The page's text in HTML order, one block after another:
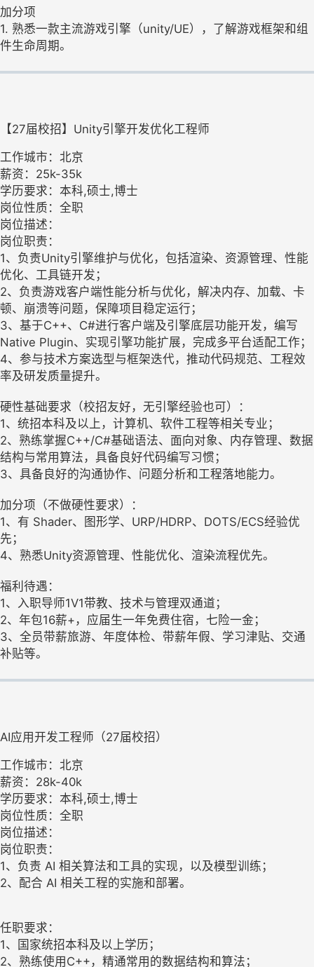
加分项
1. 熟悉一款主流游戏引擎（unity/UE），了解游戏框架和组
件生命周期。
【27届校招】Unity引擎开发优化工程师
工作城市：北京
薪资：25k-35k
学历要求：本科,硕士,博士
岗位性质：全职
岗位描述：
岗位职责：
1、负责Unity引擎维护与优化，包括渲染、资源管理、性能
优化、工具链开发；
2、负责游戏客户端性能分析与优化，解决内存、加载、卡
顿、崩溃等问题，保障项目稳定运行；
3、基于C++、C#进行客户端及引擎底层功能开发，编写
Native Plugin、实现引擎功能扩展，完成多平台适配工作；
4、参与技术方案选型与框架迭代，推动代码规范、工程效
率及研发质量提升。
硬性基础要求（校招友好，无引擎经验也可）：
1、统招本科及以上，计算机、软件工程等相关专业；
2、熟练掌握C++/C#基础语法、面向对象、内存管理、数据
结构与常用算法，具备良好代码编写习惯；
3、具备良好的沟通协作、问题分析和工程落地能力。
加分项（不做硬性要求）：
1、有 Shader、图形学、URP/HDRP、DOTS/ECS经验优
先；
4、熟悉Unity资源管理、性能优化、渲染流程优先。
福利待遇：
1、入职导师1V1带教、技术与管理双通道；
2、年包16薪+，应届生一年免费住宿，七险一金；
3、全员带薪旅游、年度体检、带薪年假、学习津贴、交通
补贴等。
AI应用开发工程师（27届校招）
工作城市：北京
薪资：28k-40k
学历要求：本科,硕士,博士
岗位性质：全职
岗位描述：
岗位职责：
1、负责 AI 相关算法和工具的实现，以及模型训练；
2、配合 AI 相关工程的实施和部署。
任职要求：
1、国家统招本科及以上学历；
2、熟练使用C++，精通常用的数据结构和算法；